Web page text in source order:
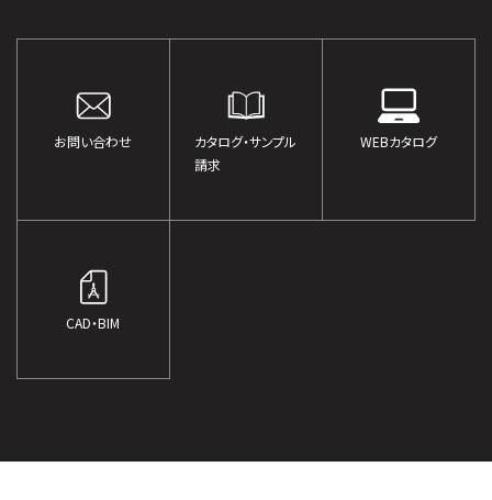
お問い合わせ
カタログ・サンプル
請求
WEBカタログ
CAD・BIM